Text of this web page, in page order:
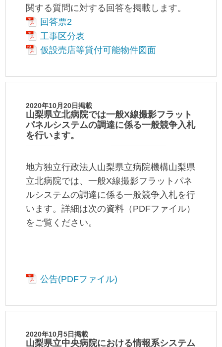
関する質問に対する回答を掲載します。
回答票2
工事区分表
仮設売店等貸付可能物件図面
2020年10月20日掲載
山梨県立北病院では一般X線撮影フラット
パネルシステムの調達に係る一般競争入札
を行います。
地方独立行政法人山梨県立病院機構山梨県
立北病院では、一般X線撮影フラットパネ
ルシステムの調達に係る一般競争入札を行
います。詳細は次の資料（PDFファイル）
をご覧ください。
公告(PDFファイル)
2020年10月5日掲載
山梨県立中央病院における情報系システム